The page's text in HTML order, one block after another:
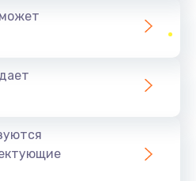
1440 руб.
моста
BIOS